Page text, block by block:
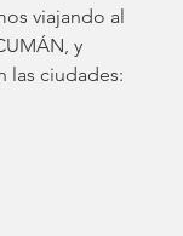
viajando al
y
las ciudades: